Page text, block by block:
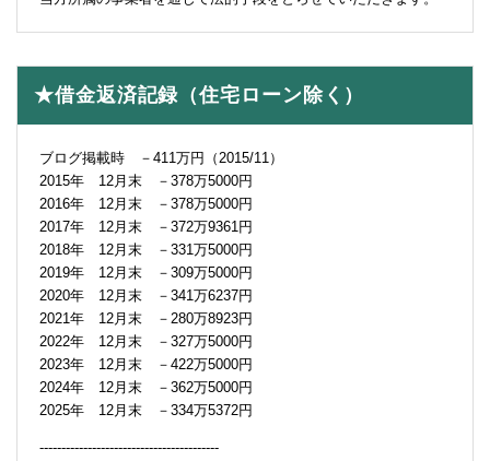
★借金返済記録（住宅ローン除く）
ブログ掲載時 －411万円（2015/11）
2015年 12月末 －378万5000円
2016年 12月末 －378万5000円
2017年 12月末 －372万9361円
2018年 12月末 －331万5000円
2019年 12月末 －309万5000円
2020年 12月末 －341万6237円
2021年 12月末 －280万8923円
2022年 12月末 －327万5000円
2023年 12月末 －422万5000円
2024年 12月末 －362万5000円
2025年 12月末 －334万5372円
-----------------------------------------